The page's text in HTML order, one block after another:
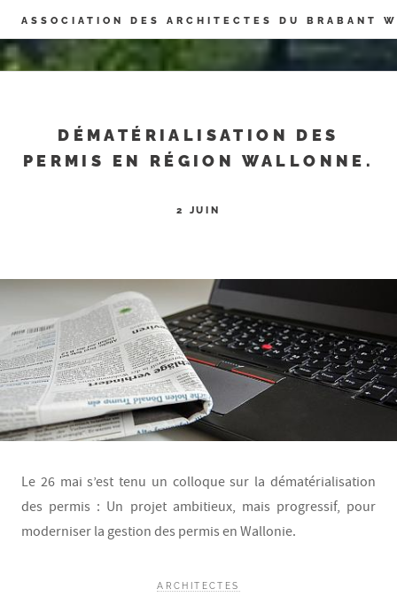
Panneau de gestion des cookies
ASSOCIATION DES ARCHITECTES DU BRABANT
DÉMATÉRIALISATION DES
PERMIS EN RÉGION WALLONNE.
2 JUIN
Le 26 mai s’est tenu un colloque sur la dématérialisation
des permis : Un projet ambitieux, mais progressif, pour
moderniser la gestion des permis en Wallonie.
ARCHITECTES